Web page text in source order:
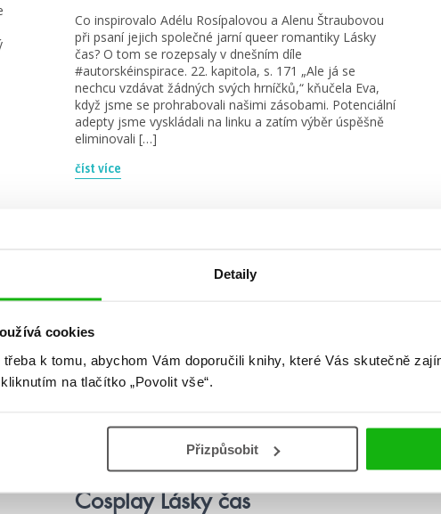
Detaily
cookies
k tomu, abychom Vám doporučili knihy, které Vás skutečně
na tlačítko „Povolit vše“.
Přizpůsobit
Co inspirovalo Adélu Rosípalovou a Alenu Štraubovou
při psaní jejich společné jarní queer romantiky Lásky
čas? O tom se rozepsaly v dnešním díle
#autorskéinspirace. 22. kapitola, s. 171 „Ale já se
nechcu vzdávat žádných svých hrníčků,“ kňučela Eva,
když jsme se prohrabovali našimi zásobami. Potenciální
adepty jsme vyskládali na linku a zatím výběr úspěšně
eliminovali […]
číst více
#alenaštraubová
Cosplay Lásky čas